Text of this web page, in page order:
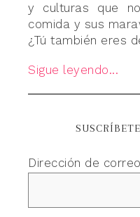
y culturas que
comida y sus
¿Tú también eres
Sigue leyendo...
Dirección de